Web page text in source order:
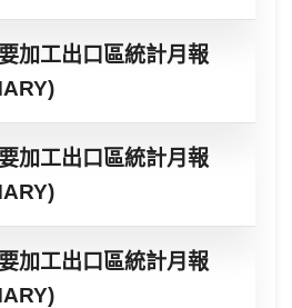
加工出口區統計月報
加工出口區統計月報
加工出口區統計月報